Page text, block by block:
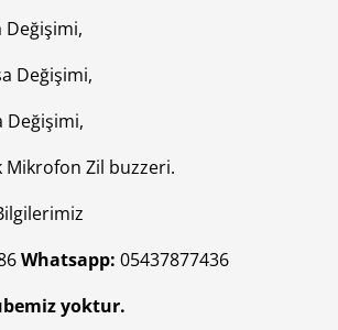
Değişimi,
Değişimi,
Değişimi,
Mikrofon Zil buzzeri.
Whatsapp: 05437877436
yoktur.